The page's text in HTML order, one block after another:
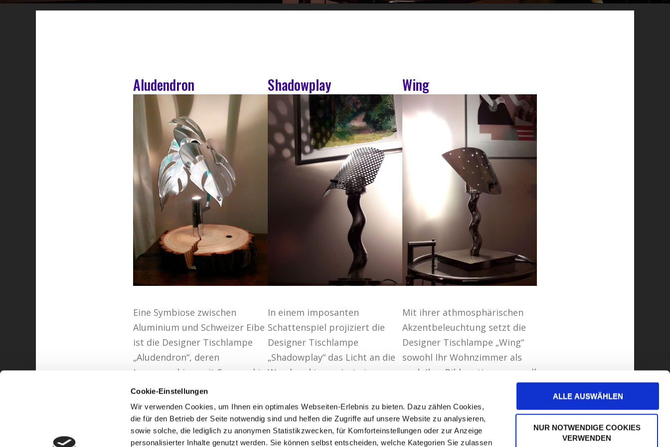
Cookie-Einstellungen
Wir verwenden Cookies, um Ihnen ein optimales Webseiten-Erlebnis zu bieten. Dazu zählen Cookies,
die für den Betrieb der Seite notwendig sind und helfen die Zugriffe auf unsere Website zu analysieren,
sowie solche, die lediglich zu anonymen Statistikzwecken, für Komforteinstellungen oder zur Anzeige
personalisierter Inhalte genutzt werden. Sie können selbst entscheiden, welche Kategorien Sie zulassen
ALLE AUSWÄHLEN
NUR NOTWENDIGE COOKIES
VERWENDEN
Aludendron
Eine Symbiose zwischen
Aluminium und Schweizer Eibe
ist die Designer Tischlampe
„Aludendron“, deren
Lampenschirm mit Swarovski-
Strasssteinen veredelt ist.
Shadowplay
In einem imposanten
Schattenspiel projiziert die
Designer Tischlampe
„Shadowplay“ das Licht an die
Wand und inszeniert eine
Bildbeleuchtung.
Wing
Mit ihrer athmosphärischen
Akzentbeleuchtung setzt die
Designer Tischlampe „Wing“
sowohl Ihr Wohnzimmer als
auch Ihre Bilder stimmungsvoll